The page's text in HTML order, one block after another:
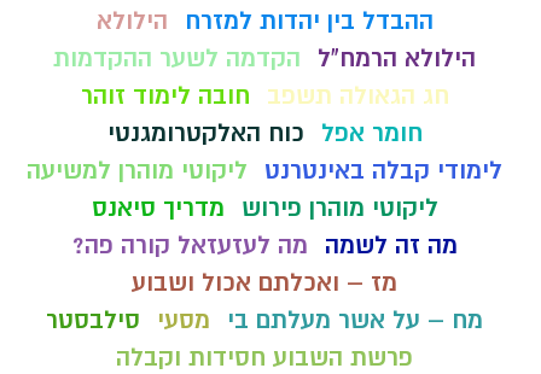
ההבדל בין יהדות למזרח
הילולא
הילולא הרמח"ל
הקדמה לשער ההקדמות
חג הגאולה תשפב
חובה לימוד זוהר
חומר אפל
כוח האלקטרומגנטי
לימודי קבלה באינטרנט
ליקוטי מוהרן למשיעה
ליקוטי מוהרן פירוש
מדריך סיאנס
מה זה לשמה
מה לעזעזאל קורה פה?
מז – ואכלתם אכול ושבוע
מח – על אשר מעלתם בי
מסעי
סילבסטר
פרשת השבוע חסידות וקבלה